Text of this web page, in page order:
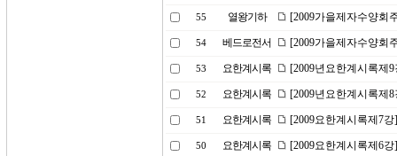
55 열왕기하 [2009가을제자수양회
54 베드로전서 [2009가을제자수양회
53 요한계시록 [2009년요한계시록제
52 요한계시록 [2009년요한계시록제
51 요한계시록 [2009요한계시록제7
50 요한계시록 [2009요한계시록제6